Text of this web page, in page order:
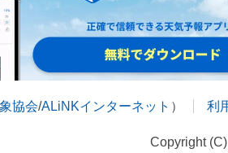
協会/ALiNKインターネット ） 利
Copyright